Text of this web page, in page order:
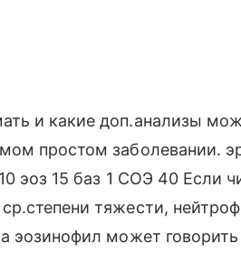
и какие доп.анализы
простом заболевании.
эоз 15 баз 1 СОЭ 40 Если
тяжести,
эозинофил может